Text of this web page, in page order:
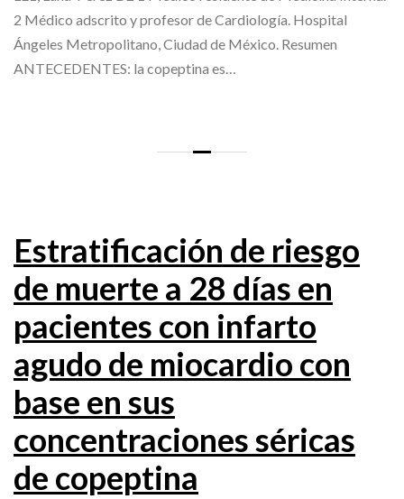
2 Médico adscrito y profesor de Cardiología. Hospital
Ángeles Metropolitano, Ciudad de México. Resumen
ANTECEDENTES: la copeptina es…
Estratificación de riesgo
de muerte a 28 días en
pacientes con infarto
agudo de miocardio con
base en sus
concentraciones séricas
de copeptina